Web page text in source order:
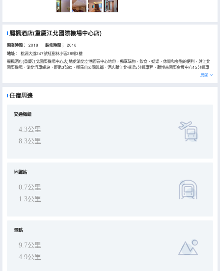
麗楓酒店(重慶江北國際機場中心店)
開業時間： 2018 装修時間； 2018
地址：
桃源大道247號紅樹林小區28幢3樓
麗楓酒店(重慶江北國際機場中心店)地處渝北空港園區中心地帶，獨享購物，飲食，娛樂，休閒和金融的便利，與江北
國際機場，渝北汽車總站，輕軌3號線，遛馬山公園毗鄰，酒店離江北機場5分鐘車程，離悅來國際會展中心15分鐘車
程,擁有便捷的交通條件，悠閒自然的地理豪華。 酒店是鉑濤集團力推的中端酒店連鎖品牌，是以天然薰衣草香氣為特色
的舒適體驗型酒店，通過對健康睡眠、清新呼吸、自然親膚及特色服務的細膩打造，致力為您提供一個貼心舒適、親近
迎您的光臨體驗。
展開
住宿周邊
交通樞紐
4.3公里
8.3公里
地鐵站
0.7公里
1.3公里
景點
9.7公里
4.9公里